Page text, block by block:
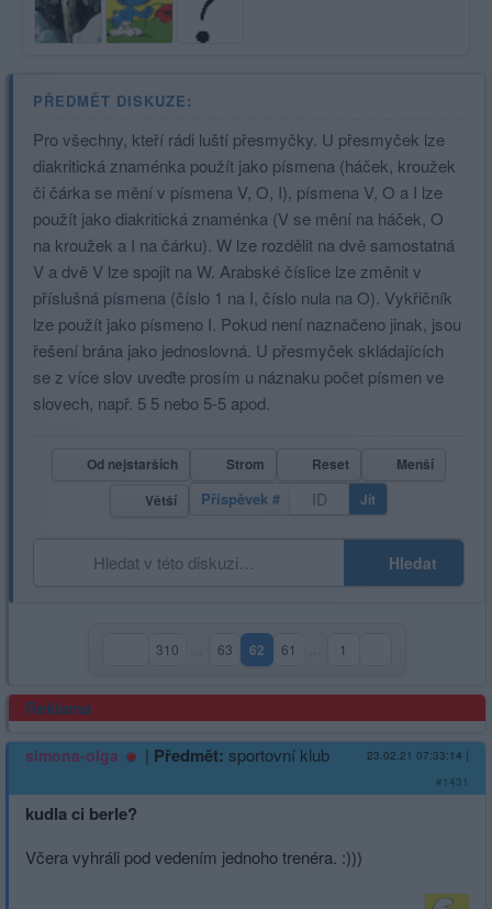
PŘEDMĚT DISKUZE:
Pro všechny, kteří rádi luští přesmyčky. U přesmyček lze
diakritická znaménka použít jako písmena (háček, kroužek
či čárka se mění v písmena V, O, I), písmena V, O a I lze
použít jako diakritická znaménka (V se mění na háček, O
na kroužek a I na čárku). W lze rozdělit na dvě samostatná
V a dvě V lze spojit na W. Arabské číslice lze změnit v
příslušná písmena (číslo 1 na I, číslo nula na O). Vykřičník
lze použít jako písmeno I. Pokud není naznačeno jinak, jsou
řešení brána jako jednoslovná. U přesmyček skládajících
se z více slov uveďte prosím u náznaku počet písmen ve
slovech, např. 5 5 nebo 5-5 apod.
Od nejstarších Strom Reset
Menší
Větší
Příspěvek # Jít
Hledat
310 63 62(aktuální strana)
61 1
Reklama
simona-olga | Předmět: sportovní klub 23.02.21 07:33:14 |
#1431
kudla ci berle?
Včera vyhráli pod vedením jednoho trenéra. :)))